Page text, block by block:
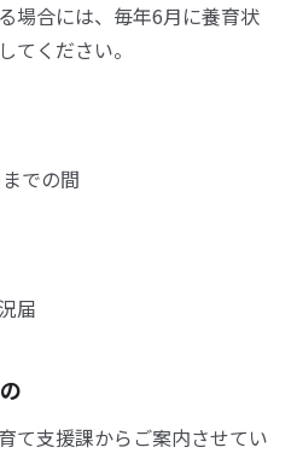
場合には、毎年6月に養育状
てください。
での間
届
て支援課からご案内させてい